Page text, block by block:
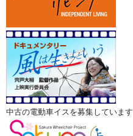
中古の電動車イスを募集しています